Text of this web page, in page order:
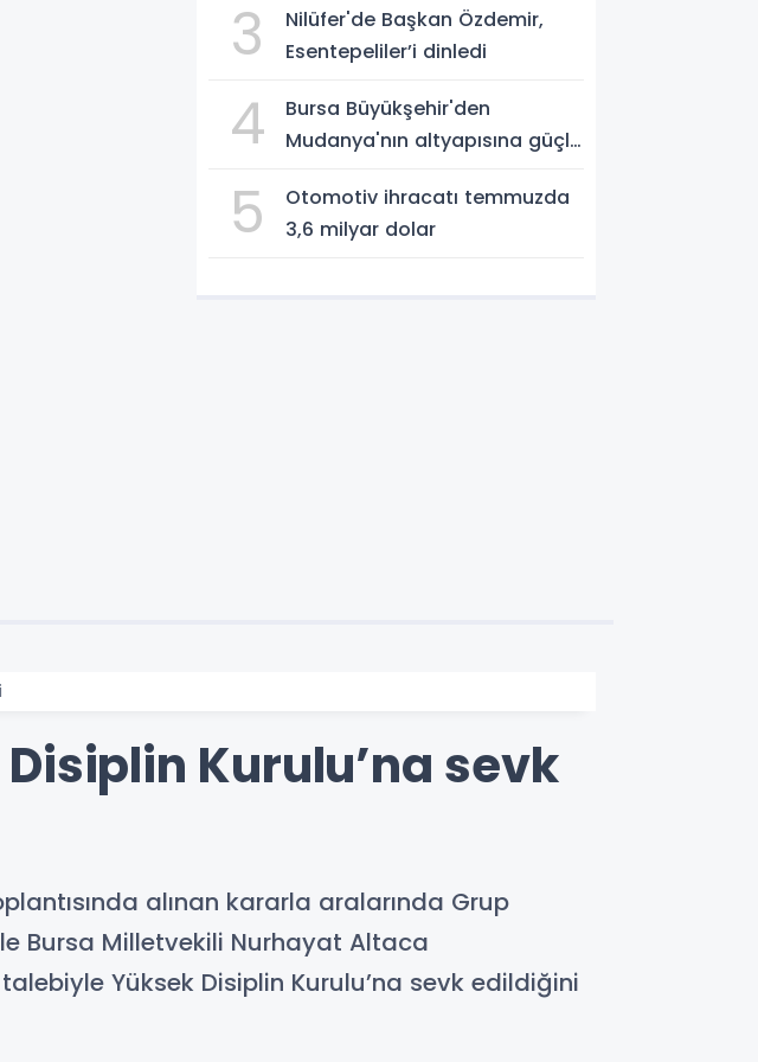
3
Nilüfer'de Başkan Özdemir,
Esentepeliler’i dinledi
4
Bursa Büyükşehir'den
Mudanya'nın altyapısına güçlü
5
Otomotiv ihracatı temmuzda
3,6 milyar dolar
Kurulu’na sevk
alınan kararla aralarında Grup
Bursa Milletvekili Nurhayat Altaca
Yüksek Disiplin Kurulu’na sevk edildiğini